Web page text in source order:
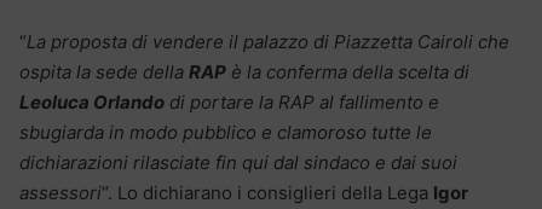
“La proposta di vendere il palazzo di Piazzetta Cairoli che
ospita la sede della RAP è la conferma della scelta di
Leoluca Orlando di portare la RAP al fallimento e
sbugiarda in modo pubblico e clamoroso tutte le
dichiarazioni rilasciate fin qui dal sindaco e dai suoi
assessori“. Lo dichiarano i consiglieri della Lega Igor